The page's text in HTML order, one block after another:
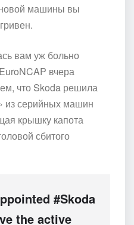
машины вы
вам уж больно
вчера
что Skoda решила
из серийных машин
крышку капота
сбитого
#Skoda
the active